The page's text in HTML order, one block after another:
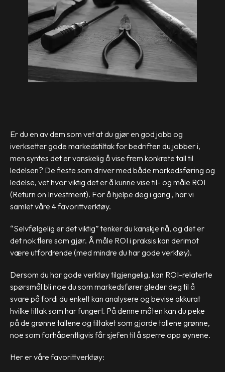
Er du en av dem som vet at du gjør en god jobb og
iverksetter gode markedstiltak for bedriften du jobber i,
men syntes det er vanskelig å vise frem konkrete tall til
ledelsen? De fleste som driver med både markedsføring og
ledelse, vet hvor viktig det er å kunne vise til- og måle ROI
(Return on Investment). For å hjelpe deg i gang , har vi
samlet våre 4 favorittverktøy.
“Selvfølgelig er det viktig” tenker du kanskje nå, og det er
det nok flere som gjør. Å måle ROI i praksis kan derimot
være utfordrende (med mindre du har gode verktøy).
Dersom du har gode verktøy tilgjengelig, kan ROI-relaterte
spørsmål bli noe du som markedsfører gleder deg til å
svare på fordi du enkelt kan analysere og bevise akkurat
hvilke tiltak som har fungert. På denne måten kan du peke
på de grønne tallene og tiltaket som gjorde tallene grønne,
noe som forhåpentligvis får sjefen til å sperre opp øynene.
Her er våre favorittverktøy: